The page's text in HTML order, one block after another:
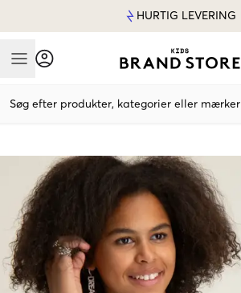
HURTIG LEVERING
Mobile Menu
Søg efter produkter, kategorier eller mærker